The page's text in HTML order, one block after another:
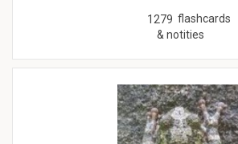
1279 flashcards
& notities